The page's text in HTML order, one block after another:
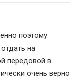
поэтому
на
передовой в
очень верно